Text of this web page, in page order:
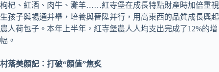
枸杞、紅酒、肉牛、灘羊……紅寺堡在成長特點財產時加倍重視
生孩子與暢通并舉，培養與晉陞并行，用高東西的品質成長興起
農人荷包子。本年上半年，紅寺堡農人人均支出完成了12%的增
幅。
村落美顏記：打破“顏值”焦炙